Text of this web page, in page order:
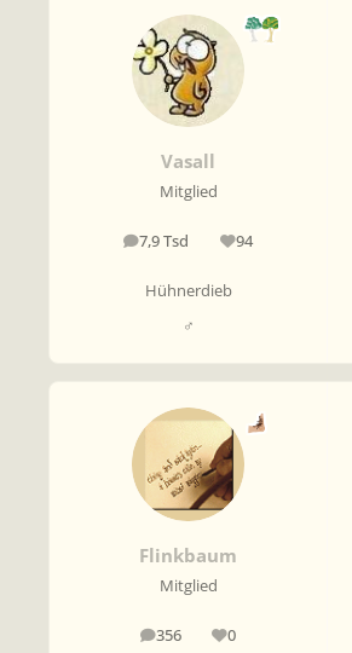
Vasall
Mitglied
7,9 Tsd
Beiträge 94
Reputation
Hühnerdieb
♂
Flinkbaum
Mitglied
356
Beiträge 0
Reputation